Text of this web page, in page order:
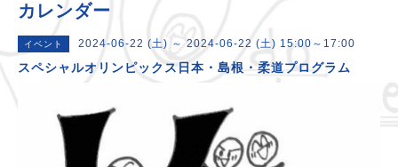
カレンダー
イベント 2024-06-22 (土) ～ 2024-06-22 (土) 15:00～17:00
スペシャルオリンピックス日本・島根・柔道プログラム